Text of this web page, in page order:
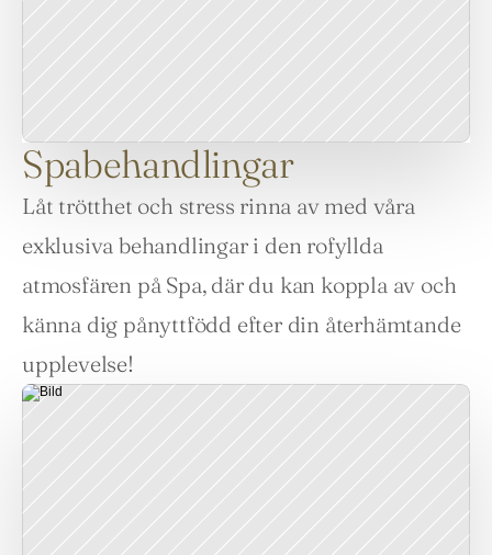
Spabehandlingar
Låt trötthet och stress rinna av med våra
exklusiva behandlingar i den rofyllda
atmosfären på Spa, där du kan koppla av och
känna dig pånyttfödd efter din återhämtande
upplevelse!